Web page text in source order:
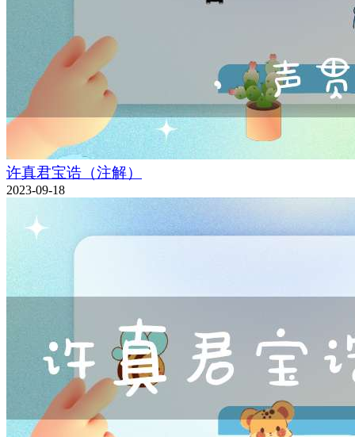
许真君宝诰（注解）
2023-09-18